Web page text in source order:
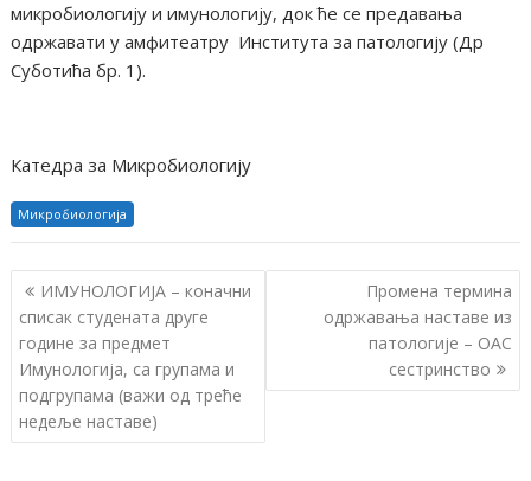
микробиологију и имунологију, док ће се предавања
одржавати у амфитеатру Института за патологију (Др
Суботића бр. 1).
Катедра за Микробиологију
Микробиологија
К
р
е
т
а
њ
ИМУНОЛОГИЈА – коначни
списак студенaта друге
године за предмет
Имунологија, са групама и
подгрупама (важи од треће
недеље наставе)
Промена термина
одржавања наставе из
патологије – ОАС
сестринство